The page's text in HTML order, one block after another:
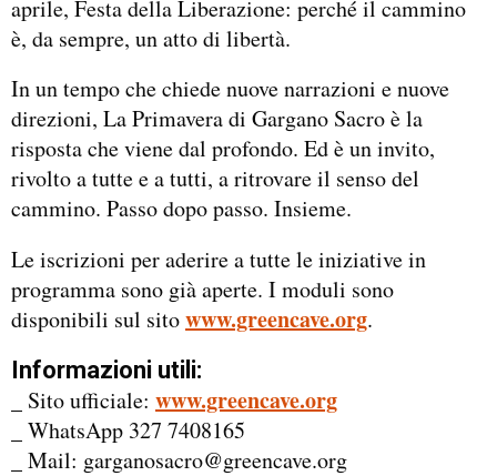
aprile, Festa della Liberazione: perché il cammino
è, da sempre, un atto di libertà.
In un tempo che chiede nuove narrazioni e nuove
direzioni, La Primavera di Gargano Sacro è la
risposta che viene dal profondo. Ed è un invito,
rivolto a tutte e a tutti, a ritrovare il senso del
cammino. Passo dopo passo. Insieme.
Le iscrizioni per aderire a tutte le iniziative in
programma sono già aperte. I moduli sono
disponibili sul sitowww.greencave.org.
Informazioni utili:
_ Sito ufficiale: www.greencave.org
_ WhatsApp 327 7408165
_ Mail: garganosacro@greencave.org